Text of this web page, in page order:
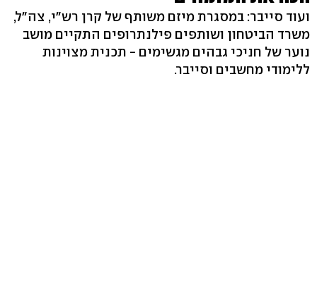
ועוד סייבר: במסגרת מיזם משותף של קרן רש"י, צה"ל,
משרד הביטחון ושותפים פילנתרופים התקיים מושב
נוער של חניכי גבהים מגשימים - תכנית מצוינות
ללימודי מחשבים וסייבר.